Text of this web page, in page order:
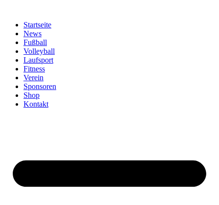
springenStartseite
News
Fußball
Volleyball
Laufsport
Fitness
Verein
Sponsoren
Shop
Kontakt